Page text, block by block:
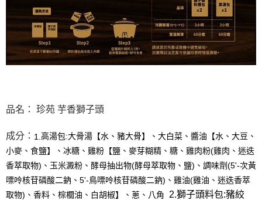
品名： 珍苑 芋香獅子頭
成分： 1. 高湯包:大骨湯【水、豬大骨】、大白菜、醬油【水、大豆、
小麥、食鹽】、冰糖、雞粉【鹽、麥芽糊精、糖、雞肉粉(雞肉、迷迭
香萃取物) 、玉米澱粉、酵母抽出物(酵母萃取物、鹽) 、調味劑(5'-次黃
嘌呤核苷磷酸二鈉、 5'-鳥嘌呤核苷磷酸二鈉) 、雞油(雞油、迷迭香萃
取物) 、香料、棕櫚油、白胡椒】、蔥、八角 2.獅子頭料包:豬絞